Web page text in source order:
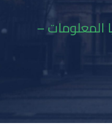
المعلومات –